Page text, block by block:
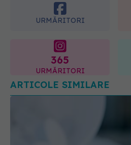
URMĂRITORI
365
URMĂRITORI
ARTICOLE SIMILARE